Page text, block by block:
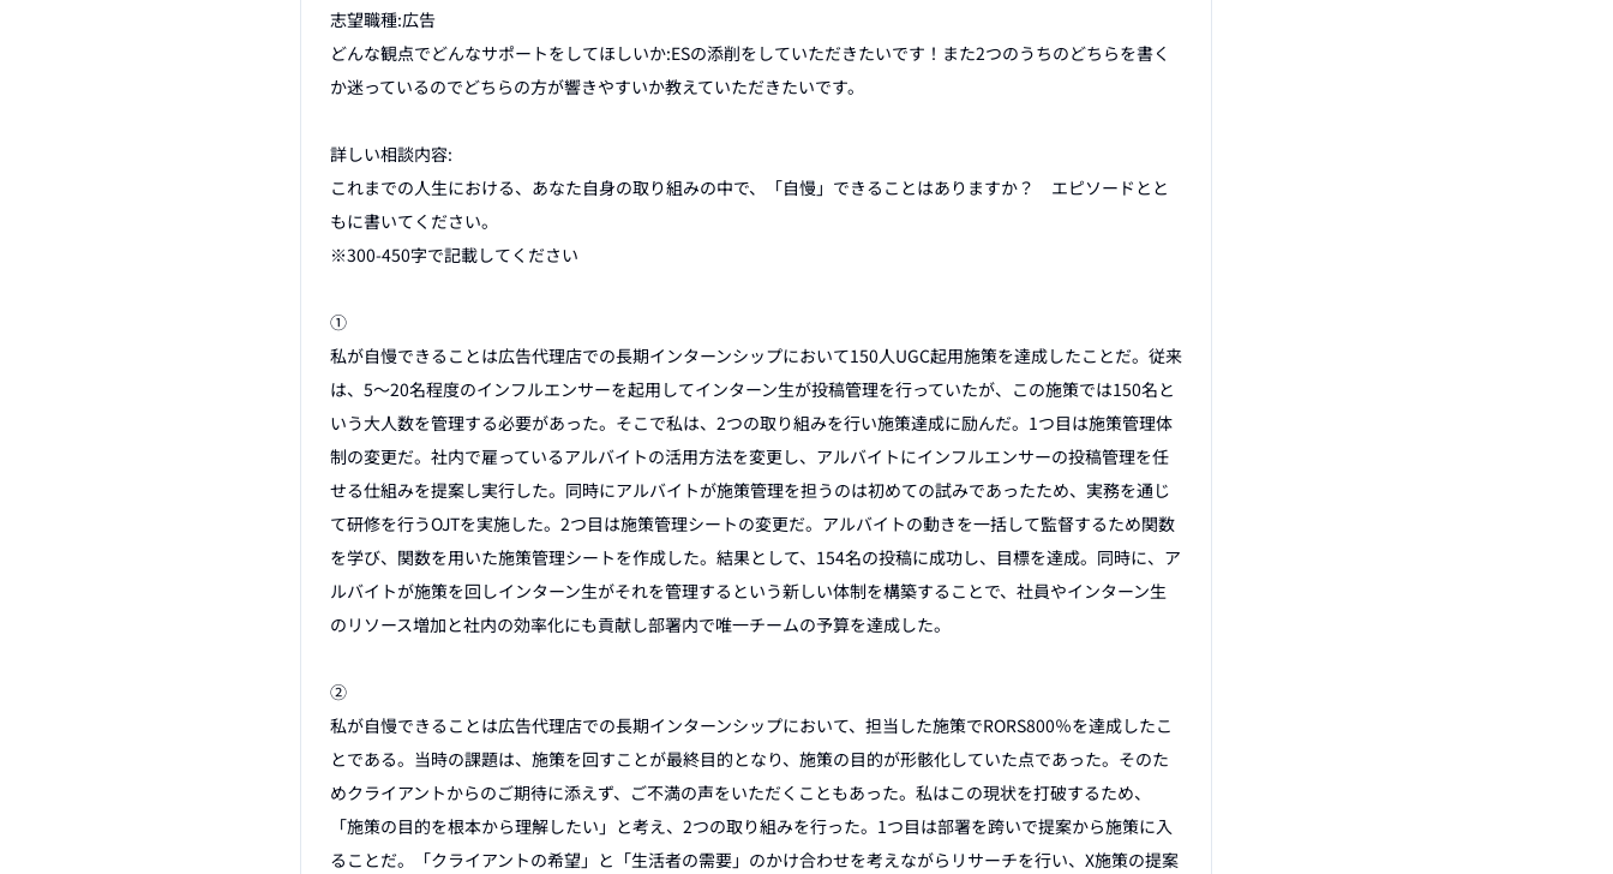
志望職種:広告
どんな観点でどんなサポートをしてほしいか:ESの添削をしていただきたいです！また2つのうちのどちらを書く
か迷っているのでどちらの方が響きやすいか教えていただきたいです。
詳しい相談内容:
これまでの人生における、あなた自身の取り組みの中で、「自慢」できることはありますか？　エピソードとと
もに書いてください。
※300-450字で記載してください
①
私が自慢できることは広告代理店での長期インターンシップにおいて150人UGC起用施策を達成したことだ。従来
は、5〜20名程度のインフルエンサーを起用してインターン生が投稿管理を行っていたが、この施策では150名と
いう大人数を管理する必要があった。そこで私は、2つの取り組みを行い施策達成に励んだ。1つ目は施策管理体
制の変更だ。社内で雇っているアルバイトの活用方法を変更し、アルバイトにインフルエンサーの投稿管理を任
せる仕組みを提案し実行した。同時にアルバイトが施策管理を担うのは初めての試みであったため、実務を通じ
て研修を行うOJTを実施した。2つ目は施策管理シートの変更だ。アルバイトの動きを一括して監督するため関数
を学び、関数を用いた施策管理シートを作成した。結果として、154名の投稿に成功し、目標を達成。同時に、ア
ルバイトが施策を回しインターン生がそれを管理するという新しい体制を構築することで、社員やインターン生
のリソース増加と社内の効率化にも貢献し部署内で唯一チームの予算を達成した。
②
私が自慢できることは広告代理店での長期インターンシップにおいて、担当した施策でRORS800％を達成したこ
とである。当時の課題は、施策を回すことが最終目的となり、施策の目的が形骸化していた点であった。そのた
めクライアントからのご期待に添えず、ご不満の声をいただくこともあった。私はこの現状を打破するため、
「施策の目的を根本から理解したい」と考え、2つの取り組みを行った。1つ目は部署を跨いで提案から施策に入
ることだ。「クライアントの希望」と「生活者の需要」のかけ合わせを考えながらリサーチを行い、X施策の提案